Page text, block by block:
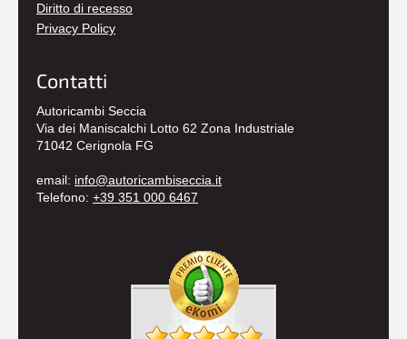
Diritto di recesso
Privacy Policy
Contatti
Autoricambi Seccia
Via dei Maniscalchi Lotto 62 Zona Industriale
71042 Cerignola FG
email: info@autoricambiseccia.it
Telefono: +39 351 000 6467